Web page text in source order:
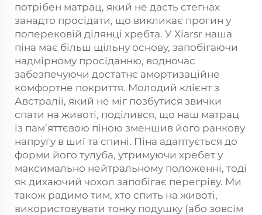
потрібен матрац, який не дасть стегнах
занадто просідати, що викликає прогин у
поперековій ділянці хребта. У Xiarsr наша
піна має більш щільну основу, запобігаючи
надмірному просіданню, водночас
забезпечуючи достатнє амортизаційне
комфортне покриття. Молодий клієнт з
Австралії, який не міг позбутися звички
спати на животі, поділився, що наш матрац
із пам’яттєвою піною зменшив його ранкову
напругу в шиї та спині. Піна адаптується до
форми його тулуба, утримуючи хребет у
максимально нейтральному положенні, тоді
як дихаючий чохол запобігає перегріву. Ми
також радимо тим, хто спить на животі,
використовувати тонку подушку (або зовсім